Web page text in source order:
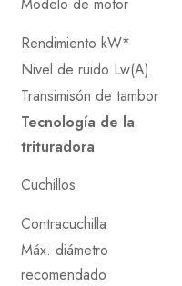
Rendimiento kW*
Nivel de ruido Lw(A)
Transimisón de tambor
Tecnología de la
trituradora
Cuchillos
Contracuchilla
Máx. diámetro
recomendado